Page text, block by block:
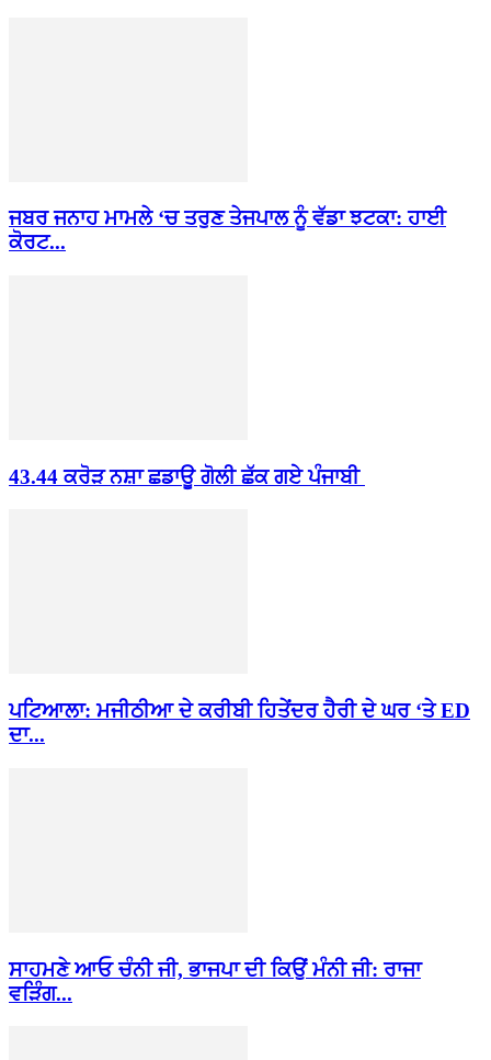
ਜਬਰ ਜਨਾਹ ਮਾਮਲੇ ‘ਚ ਤਰੁਣ ਤੇਜਪਾਲ ਨੂੰ ਵੱਡਾ ਝਟਕਾ: ਹਾਈ
ਕੋਰਟ...
43.44 ਕਰੋੜ ਨਸ਼ਾ ਛਡਾਊ ਗੋਲੀ ਛੱਕ ਗਏ ਪੰਜਾਬੀ
ਪਟਿਆਲਾ: ਮਜੀਠੀਆ ਦੇ ਕਰੀਬੀ ਹਿਤੇਂਦਰ ਹੈਰੀ ਦੇ ਘਰ ‘ਤੇ ED
ਦਾ...
ਸਾਹਮਣੇ ਆਓ ਚੰਨੀ ਜੀ, ਭਾਜਪਾ ਦੀ ਕਿਉਂ ਮੰਨੀ ਜੀ: ਰਾਜਾ
ਵੜਿੰਗ...